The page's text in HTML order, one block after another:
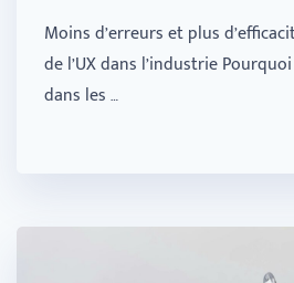
Moins d’erreurs et plus
de l’UX dans l’industrie
dans les …